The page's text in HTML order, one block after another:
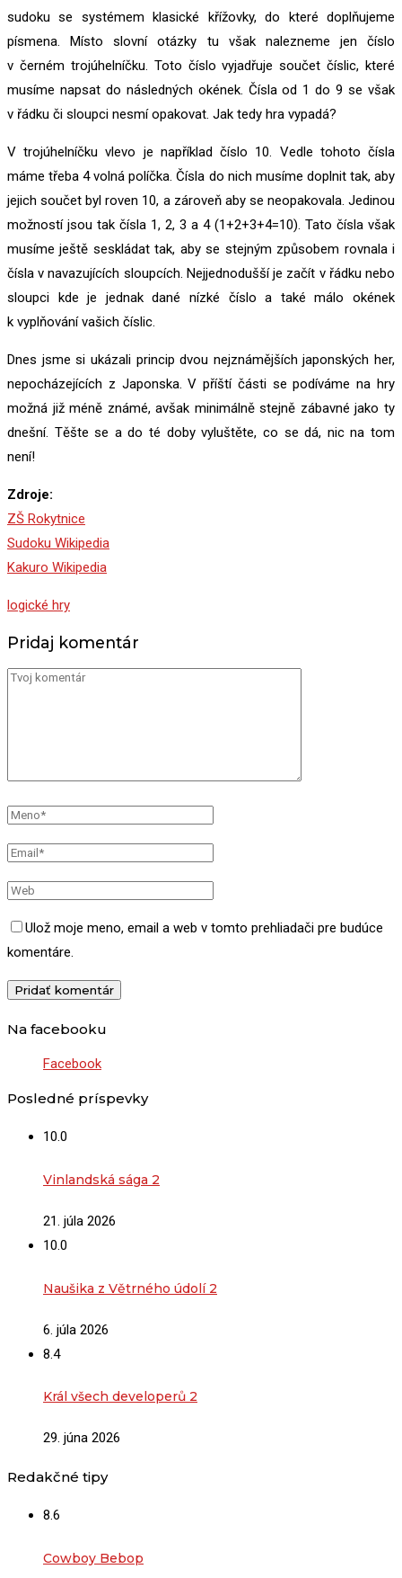
sudoku se systémem klasické křížovky, do které doplňujeme
písmena. Místo slovní otázky tu však nalezneme jen číslo
v černém trojúhelníčku. Toto číslo vyjadřuje součet číslic, které
musíme napsat do následných okének. Čísla od 1 do 9 se však
v řádku či sloupci nesmí opakovat. Jak tedy hra vypadá?
V trojúhelníčku vlevo je například číslo 10. Vedle tohoto čísla
máme třeba 4 volná políčka. Čísla do nich musíme doplnit tak, aby
jejich součet byl roven 10, a zároveň aby se neopakovala. Jedinou
možností jsou tak čísla 1, 2, 3 a 4 (1+2+3+4=10). Tato čísla však
musíme ještě seskládat tak, aby se stejným způsobem rovnala i
čísla v navazujících sloupcích. Nejjednodušší je začít v řádku nebo
sloupci kde je jednak dané nízké číslo a také málo okének
k vyplňování vašich číslic.
Dnes jsme si ukázali princip dvou nejznámějších japonských her,
nepocházejících z Japonska. V příští části se podíváme na hry
možná již méně známé, avšak minimálně stejně zábavné jako ty
dnešní. Těšte se a do té doby vyluštěte, co se dá, nic na tom
není!
Zdroje:
ZŠ Rokytnice
Sudoku Wikipedia
Kakuro Wikipedia
logické hry
Pridaj komentár
Ulož moje meno, email a web v tomto prehliadači pre budúce
komentáre.
Na facebooku
Facebook
Posledné príspevky
10.0
Vinlandská sága 2
21. júla 2026
10.0
Naušika z Větrného údolí 2
6. júla 2026
8.4
Král všech developerů 2
29. júna 2026
Redakčné tipy
8.6
Cowboy Bebop